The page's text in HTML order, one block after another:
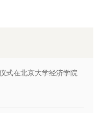
式在北京大学经济学院